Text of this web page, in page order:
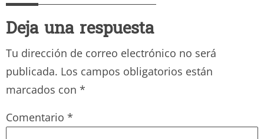
Deja una respuesta
Tu dirección de correo electrónico no será
publicada. Los campos obligatorios están
marcados con *
Comentario *